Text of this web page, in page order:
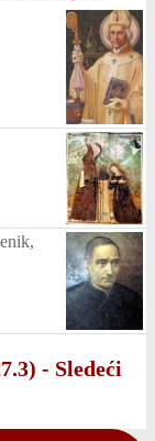
- Sledeći